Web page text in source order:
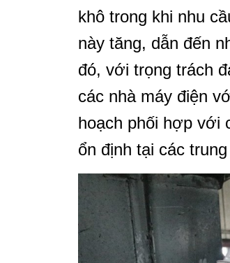
khô trong khi nhu
này tăng, dẫn đến
đó, với trọng trách
các nhà máy điện
hoạch phối hợp với
ổn định tại các